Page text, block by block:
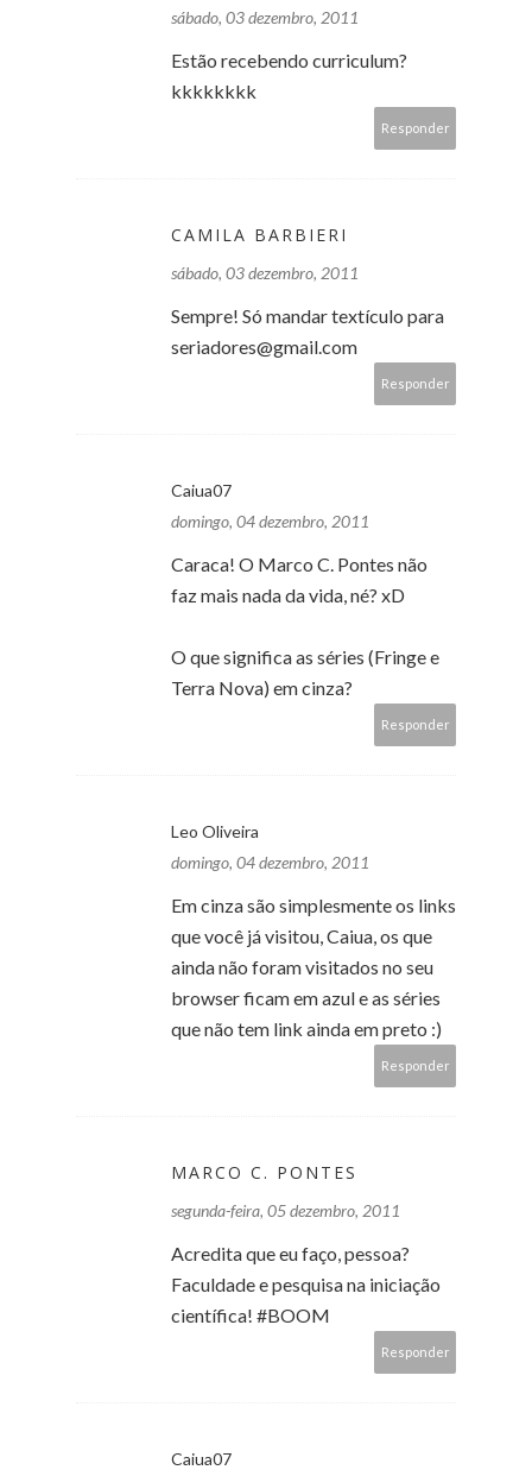
sábado, 03 dezembro, 2011
Estão recebendo curriculum?
kkkkkkkk
Responder
CAMILA BARBIERI
sábado, 03 dezembro, 2011
Sempre! Só mandar textículo para
seriadores@gmail.com
Responder
Caiua07
domingo, 04 dezembro, 2011
Caraca! O Marco C. Pontes não
faz mais nada da vida, né? xD
O que significa as séries (Fringe e
Terra Nova) em cinza?
Responder
Leo Oliveira
domingo, 04 dezembro, 2011
Em cinza são simplesmente os links
que você já visitou, Caiua, os que
ainda não foram visitados no seu
browser ficam em azul e as séries
que não tem link ainda em preto :)
Responder
MARCO C. PONTES
segunda-feira, 05 dezembro, 2011
Acredita que eu faço, pessoa?
Faculdade e pesquisa na iniciação
científica! #BOOM
Responder
Caiua07